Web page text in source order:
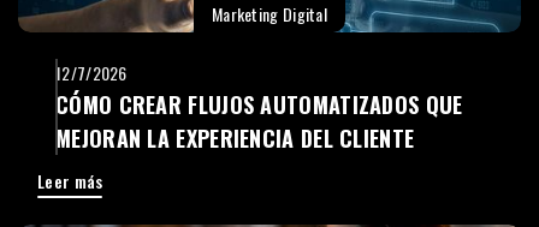
Marketing Digital
12/7/2026
CÓMO CREAR FLUJOS AUTOMATIZADOS QUE
MEJORAN LA EXPERIENCIA DEL CLIENTE
Leer más